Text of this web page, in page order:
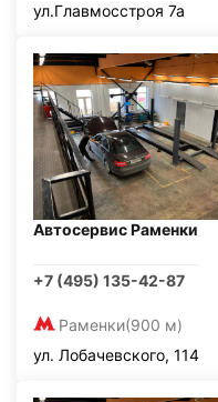
ул.Главмосстроя 7а
Автосервис Раменки
+7 (495) 135-42-87
Раменки(900 м)
ул. Лобачевского, 114